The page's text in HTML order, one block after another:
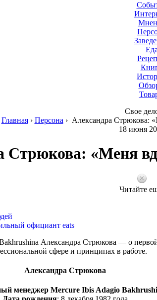
Еда
Свое
Главная› Персона › Александра Стрюкова:
18 июня
Стрюкова: «Меня
Читайте
официант eats
Александра Стрюкова — о первой
сфере и принципах в работе.
Александра Стрюкова
менеджер Mercure Ibis Adagio